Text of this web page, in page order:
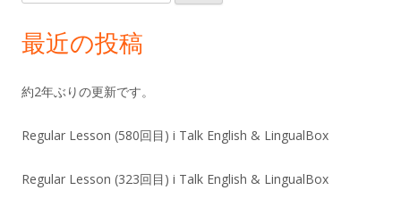
索:
最近の投稿
約2年ぶりの更新です。
Regular Lesson (580回目) i Talk English & LingualBox
Regular Lesson (323回目) i Talk English & LingualBox